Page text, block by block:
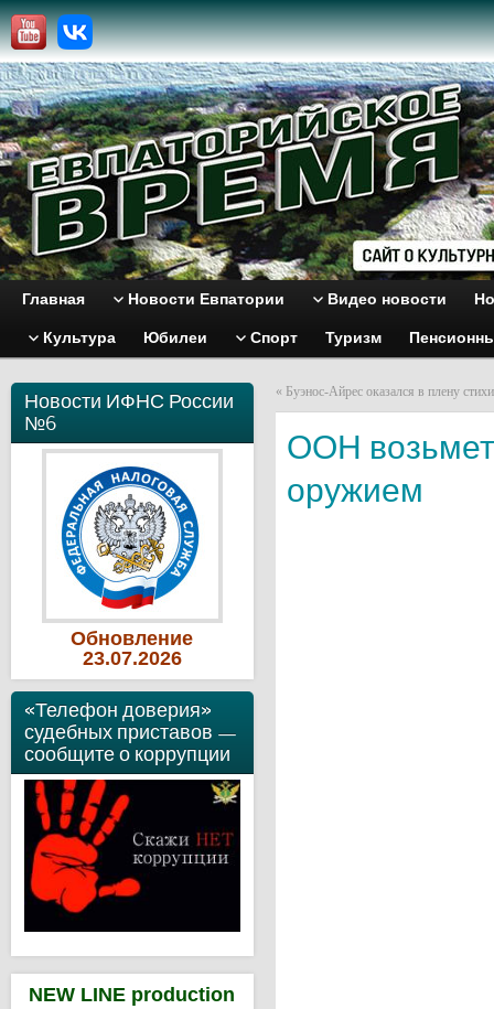
Главная Новости Евпатории Видео новости
Культура Юбилеи Спорт Туризм
Новости ИФНС России
№6
Обновление
23.07.2026
«Телефон доверия»
судебных приставов —
сообщите о коррупции
NEW LINE production
« Буэнос-Айрес оказался в плену
ООН возьмет
оружием